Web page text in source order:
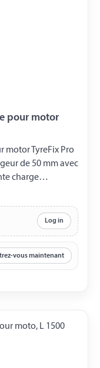
pour motor
motor TyreFix Pro
avant et arrière
fourni -
Log in
vous maintenant